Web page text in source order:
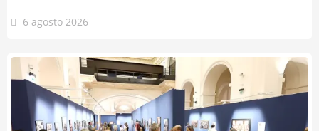
6 agosto 2026